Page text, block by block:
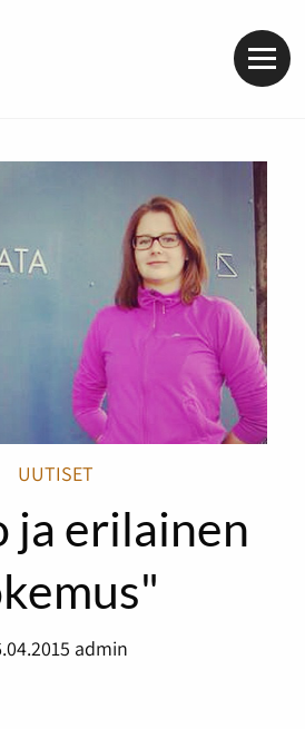
UUTISET
ja erilainen
admin